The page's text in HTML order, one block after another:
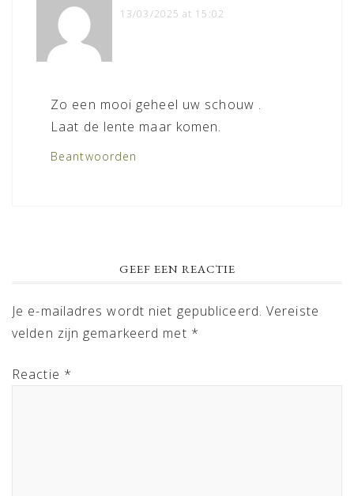
13/03/2025 at 15:02
Zo een mooi geheel uw schouw .
Laat de lente maar komen.
Beantwoorden
GEEF EEN REACTIE
Je e-mailadres wordt niet gepubliceerd. Vereiste
velden zijn gemarkeerd met *
Reactie *